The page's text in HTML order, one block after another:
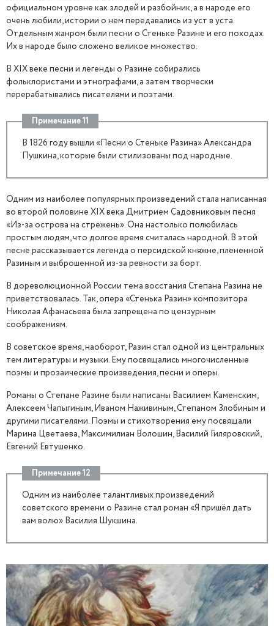
официальном уровне как злодей и разбойник, а в народе его
очень любили, истории о нем передавались из уст в уста.
Отдельным жанром были песни о Стеньке Разине и его походах.
Их в народе было сложено великое множество.
В XIX веке песни и легенды о Разине собирались
фольклористами и этнографами, а затем творчески
перерабатывались писателями и поэтами.
Примечание 11
В 1826 году вышли «Песни о Стеньке Разина» Александра
Пушкина, которые были стилизованы под народные.
Одним из наиболее популярных произведений стала написанная
во второй половине XIX века Дмитрием Садовниковым песня
«Из-за острова на стрежень». Она настолько полюбилась
простым людям, что долгое время считалась народной. В этой
песне рассказывается легенда о персидской княжне, плененной
Разиным и выброшенной из-за ревности за борт.
В дореволюционной России тема восстания Степана Разина не
приветствовалась. Так, опера «Стенька Разин» композитора
Николая Афанасьева была запрещена по цензурным
соображениям.
В советское время, наоборот, Разин стал одной из центральных
тем литературы и музыки. Ему посвящались многочисленные
поэмы и прозаические произведения, песни и оперы.
Романы о Степане Разине были написаны Василием Каменским,
Алексеем Чапыгиным, Иваном Наживиным, Степаном Злобиным и
другими писателями. Поэмы и стихотворения ему посвящали
Марина Цветаева, Максимилиан Волошин, Василий Гиляровский,
Евгений Евтушенко.
Примечание 12
Одним из наиболее талантливых произведений
советского времени о Разине стал роман «Я пришёл дать
вам волю» Василия Шукшина.